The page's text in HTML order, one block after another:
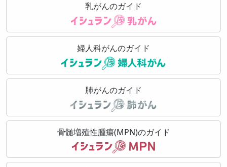
乳がんのガイド
婦人科がんのガイド
肺がんのガイド
骨髄増殖性腫瘍(MPN)のガイド